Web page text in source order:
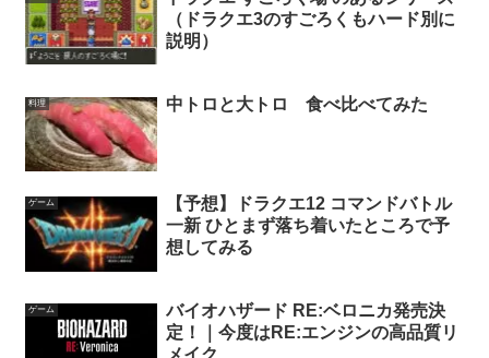
（ドラクエ3のすごろくもハード別に
説明）
料理 中トロと大トロ 食べ比べてみた
ゲーム
【予想】ドラクエ12 コマンドバトル
一新 ひとまず落ち着いたところで予
想してみる
ゲーム
バイオハザード RE:ベロニカ発売決
定！｜今度はRE:エンジンの高品質リ
メイク